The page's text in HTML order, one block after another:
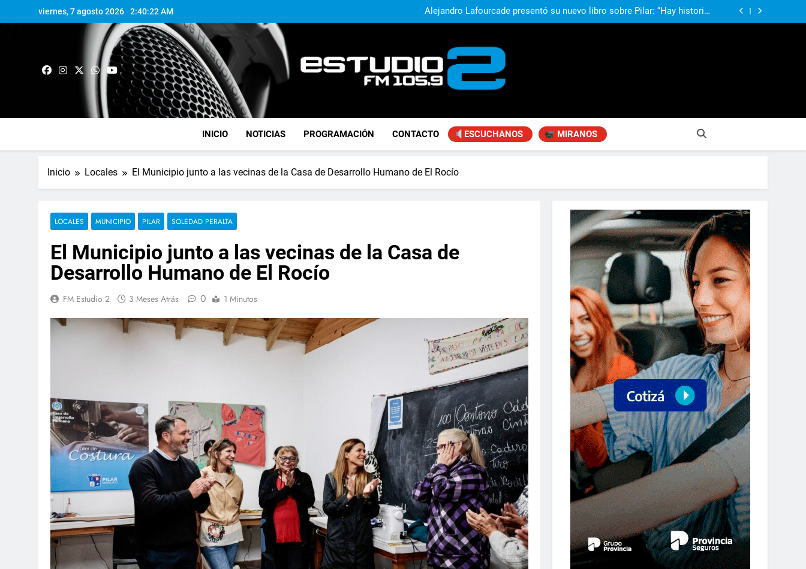
viernes, 7 agosto 2026 2:40:23 AM
desarrollo de la comunidad
Alejandro Lafourcade presentó su nuevo libro sobre Pilar: “Hay historias
Achával, primero en imagen positiva entre jefes comunales del GBA
Alejandro Lafourcade presentó su nuevo libro sobre Pilar: “Hay historias
Achával, primero en imagen positiva entre jefes comunales del GBA
FM Estudio 2
INICIO NOTICIAS PROGRAMACIÓN CONTACTO ESCUCHANOS MIRANOS
Inicio Locales El Municipio junto a las vecinas de la Casa de Desarrollo Humano de El Rocío
LOCALES MUNICIPIO PILAR SOLEDAD PERALTA
El Municipio junto a las vecinas de la Casa de
Desarrollo Humano de El Rocío
FM Estudio 2 3 Meses Atrás 0 1 Minutos